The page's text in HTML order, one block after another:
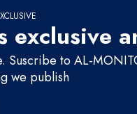
exclusive
to AL-
we publish